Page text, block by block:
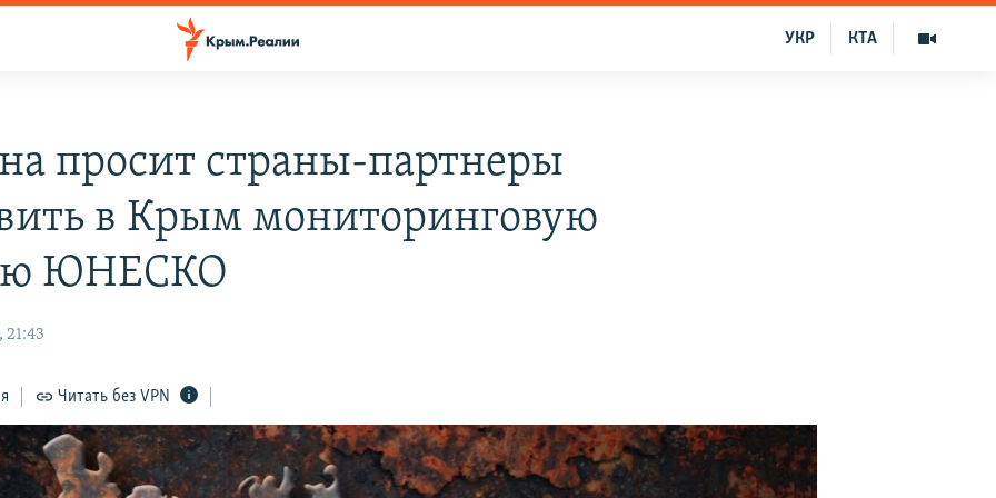
КТА
УКР
просит страны-партнеры
в Крым мониторинговую
ЮНЕСКО
21:43
Читать без VPN